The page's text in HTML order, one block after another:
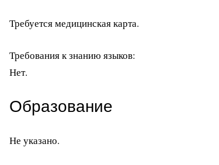
Требуется медицинская карта.
Требования к знанию языков:
Нет.
Образование
Не указано.